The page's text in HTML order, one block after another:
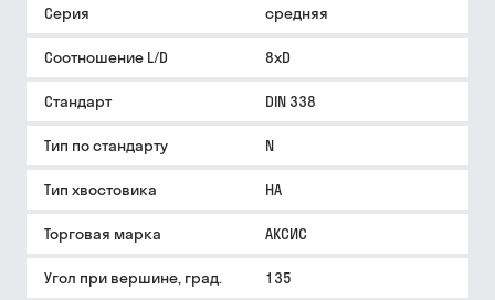
Серия средняя
Соотношение L/D 8xD
Стандарт DIN 338
Тип по стандарту N
Тип хвостовика HA
Торговая марка АКСИС
Угол при вершине, град. 135